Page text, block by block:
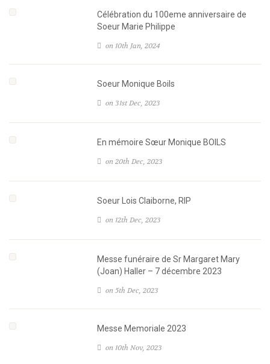
Célébration du 100eme anniversaire de
Soeur Marie Philippe
on 10th Jan, 2024
Soeur Monique Boils
on 31st Dec, 2023
En mémoire Sœur Monique BOILS
on 20th Dec, 2023
Soeur Lois Claiborne, RIP
on 12th Dec, 2023
Messe funéraire de Sr Margaret Mary
(Joan) Haller – 7 décembre 2023
on 5th Dec, 2023
Messe Memoriale 2023
on 10th Nov, 2023